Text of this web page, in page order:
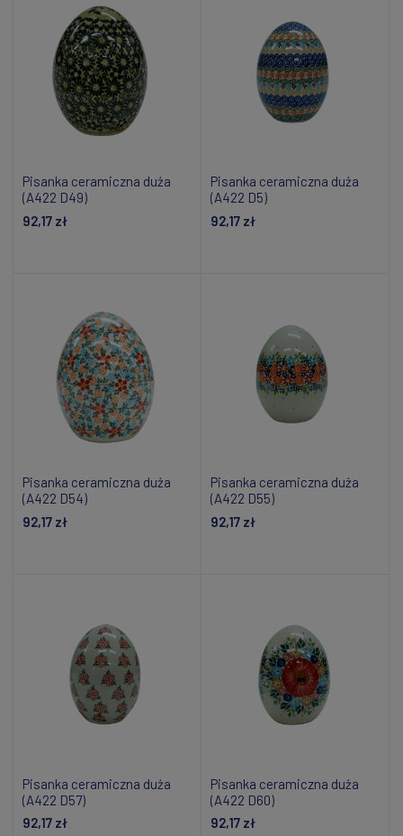
Pisanka ceramiczna duża
(A422 D49)
92,17 zł
Pisanka ceramiczna duża
(A422 D5)
92,17 zł
Pisanka ceramiczna duża
(A422 D54)
92,17 zł
Pisanka ceramiczna duża
(A422 D55)
92,17 zł
Pisanka ceramiczna duża
(A422 D57)
92,17 zł
Pisanka ceramiczna duża
(A422 D60)
92,17 zł